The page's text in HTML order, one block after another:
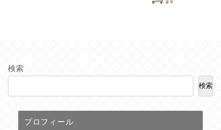
検索
検索
プロフィール